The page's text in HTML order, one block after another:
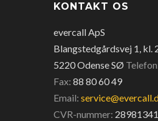
KONTAKT OS
evercall ApS
Blangstedgårdsvej 1, kl.
5220 Odense SØ
Fax: 88 80 60 49
Email:
CVR-nummer: 28981341